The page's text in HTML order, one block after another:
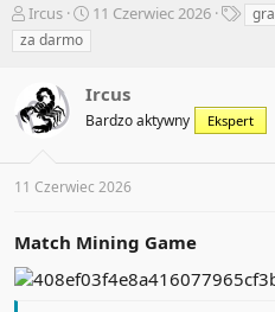
A
u
t
r
t
e
m
a
Ircus
R
o
c
ę
t
11 Czerwiec 2026
Tgra
za darmo
Ircus
Bardzo aktywny Ekspert
11 Czerwiec 2026
Match Mining Game